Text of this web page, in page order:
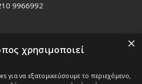
9966992
Παπαδάκη 12, T.K.:
×
χρησιμοποιεί
για να εξατομικεύσουμε το περιεχόμενο,